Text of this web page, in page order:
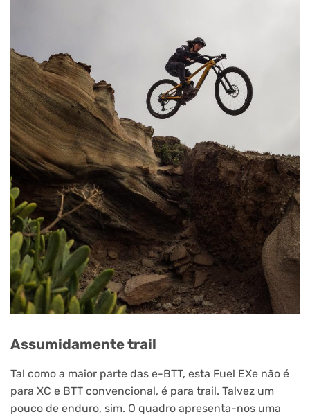
Assumidamente trail
Tal como a maior parte das e-BTT, esta Fuel EXe não é
para XC e BTT convencional, é para trail. Talvez um
pouco de enduro, sim. O quadro apresenta-nos uma